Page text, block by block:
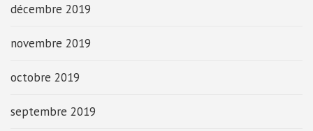
décembre 2019
novembre 2019
octobre 2019
septembre 2019